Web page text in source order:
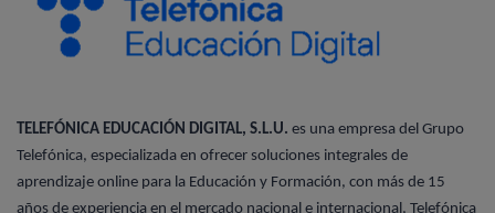
TELEFÓNICA EDUCACIÓN DIGITAL, S.L.U. es una empresa del Grupo
Telefónica, especializada en ofrecer soluciones integrales de
aprendizaje online para la Educación y Formación, con más de 15
años de experiencia en el mercado nacional e internacional, Telefónica